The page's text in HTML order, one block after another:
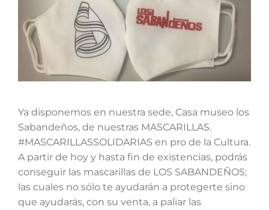
Ya disponemos en nuestra sede, Casa museo los
Sabandeños, de nuestras MASCARILLAS.
#MASCARILLASSOLIDARIAS en pro de la Cultura.
A partir de hoy y hasta fin de existencias, podrás
conseguir las mascarillas de LOS SABANDEÑOS;
las cuales no sólo te ayudarán a protegerte sino
que ayudarás, con su venta, a paliar las